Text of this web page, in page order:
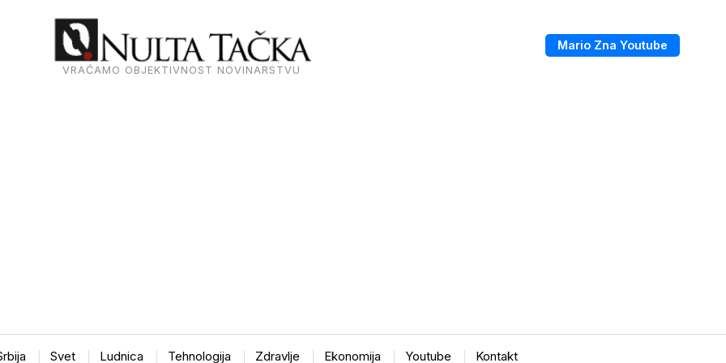
VRAĆAMO OBJEKTIVNOST NOVINARSTVU
Mario Zna Youtube
Svet Ludnica Tehnologija Zdravlje Ekonomija Youtube Kontakt